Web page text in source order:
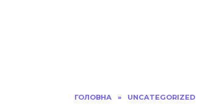
ГОЛОВНА » UNCATEGORIZED